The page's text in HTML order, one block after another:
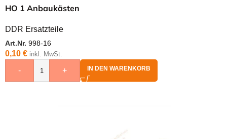
HO 1 Anbaukästen
DDR Ersatzteile
Art.Nr. 998-16
0,10 € inkl. MwSt.
- + IN DEN WARENKORB